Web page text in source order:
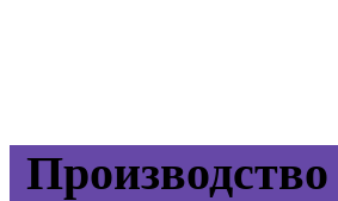
Производство